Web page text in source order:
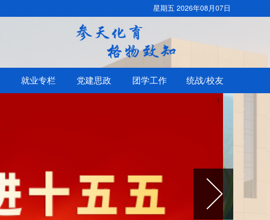
星期五 2026年08月07日
就业专栏 党建思政 团学工作 统战/校友